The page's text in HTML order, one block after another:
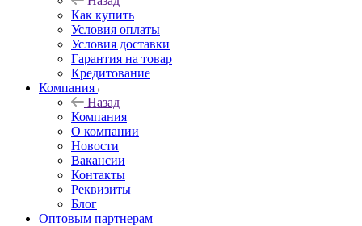
Как купить
Условия оплаты
Условия доставки
Гарантия на товар
Кредитование
Компания
Назад
Компания
О компании
Новости
Вакансии
Контакты
Реквизиты
Блог
Оптовым партнерам